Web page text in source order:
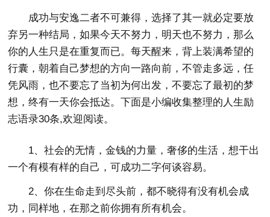
成功与安逸二者不可兼得，选择了其一就必定要放
弃另一种结局，如果今天不努力，明天也不努力，那么
你的人生只是在重复而已。每天醒来，背上装满希望的
行囊，朝着自己梦想的方向一路向前，不管走多远，任
凭风雨，也不要忘了当初为何出发，不要忘了最初的梦
想，终有一天你会抵达。下面是小编收集整理的人生励
志语录30条,欢迎阅读。
1、社会的无情，金钱的力量，奢侈的生活，想干出
一个有模有样的自己，可成功二字何谈容易。
2、你在生命走到尽头前，都不晓得有没有机会成
功，同样地，在那之前你拥有所有机会。